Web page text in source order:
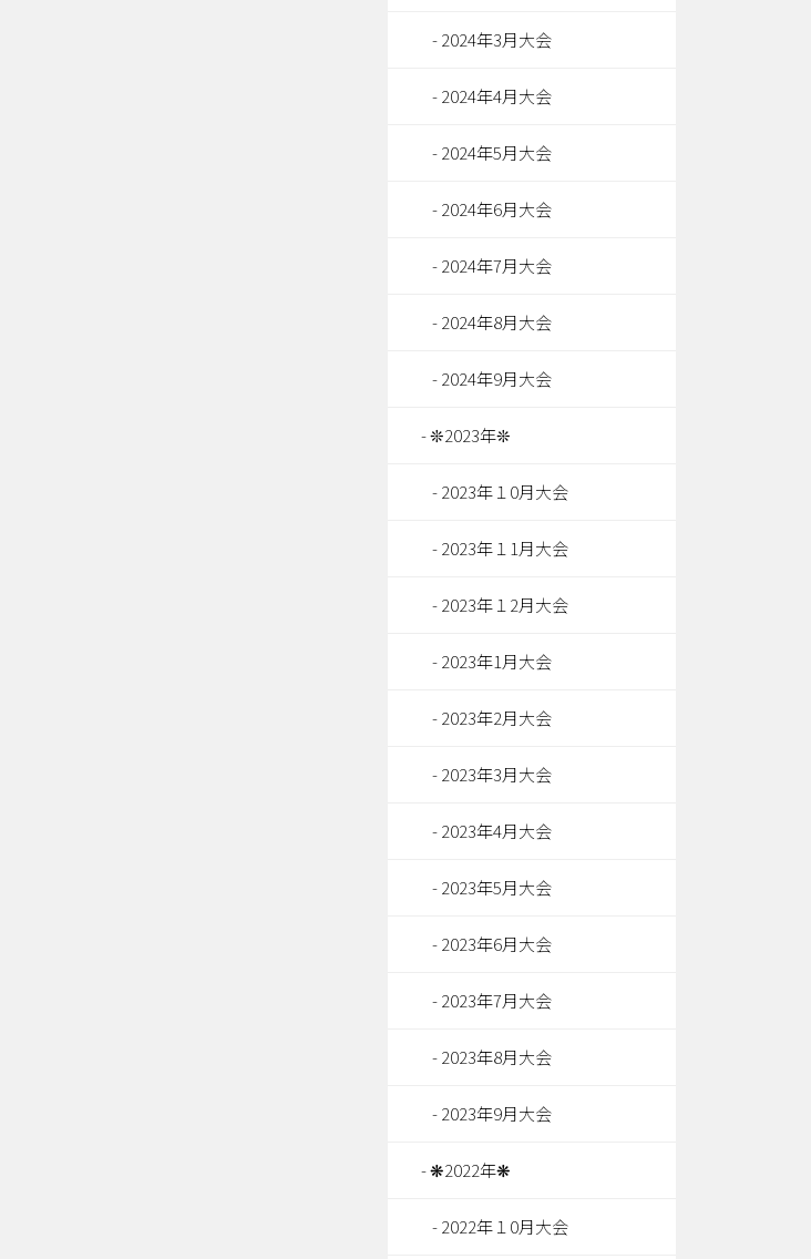
2024年3月大会
2024年4月大会
2024年5月大会
2024年6月大会
2024年7月大会
2024年8月大会
2024年9月大会
❊2023年❊
2023年１0月大会
2023年１1月大会
2023年１2月大会
2023年1月大会
2023年2月大会
2023年3月大会
2023年4月大会
2023年5月大会
2023年6月大会
2023年7月大会
2023年8月大会
2023年9月大会
❋2022年❋
2022年１0月大会